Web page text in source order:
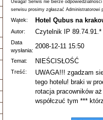
Uwaga! Serwis nie bierze
serwisu prosimy zgłaszać Administratorowi
Wątek: Hotel Qubus na
Autor: Czytelnik IP 89.74.91.*
Data
wysłania:
2008-12-11 15:50
Temat: NIEŚCISŁOŚĆ
Treść:
UWAGA!!! zgadzam
tego hotelu! braki w
rotacja pracowników
współczuć tym ***